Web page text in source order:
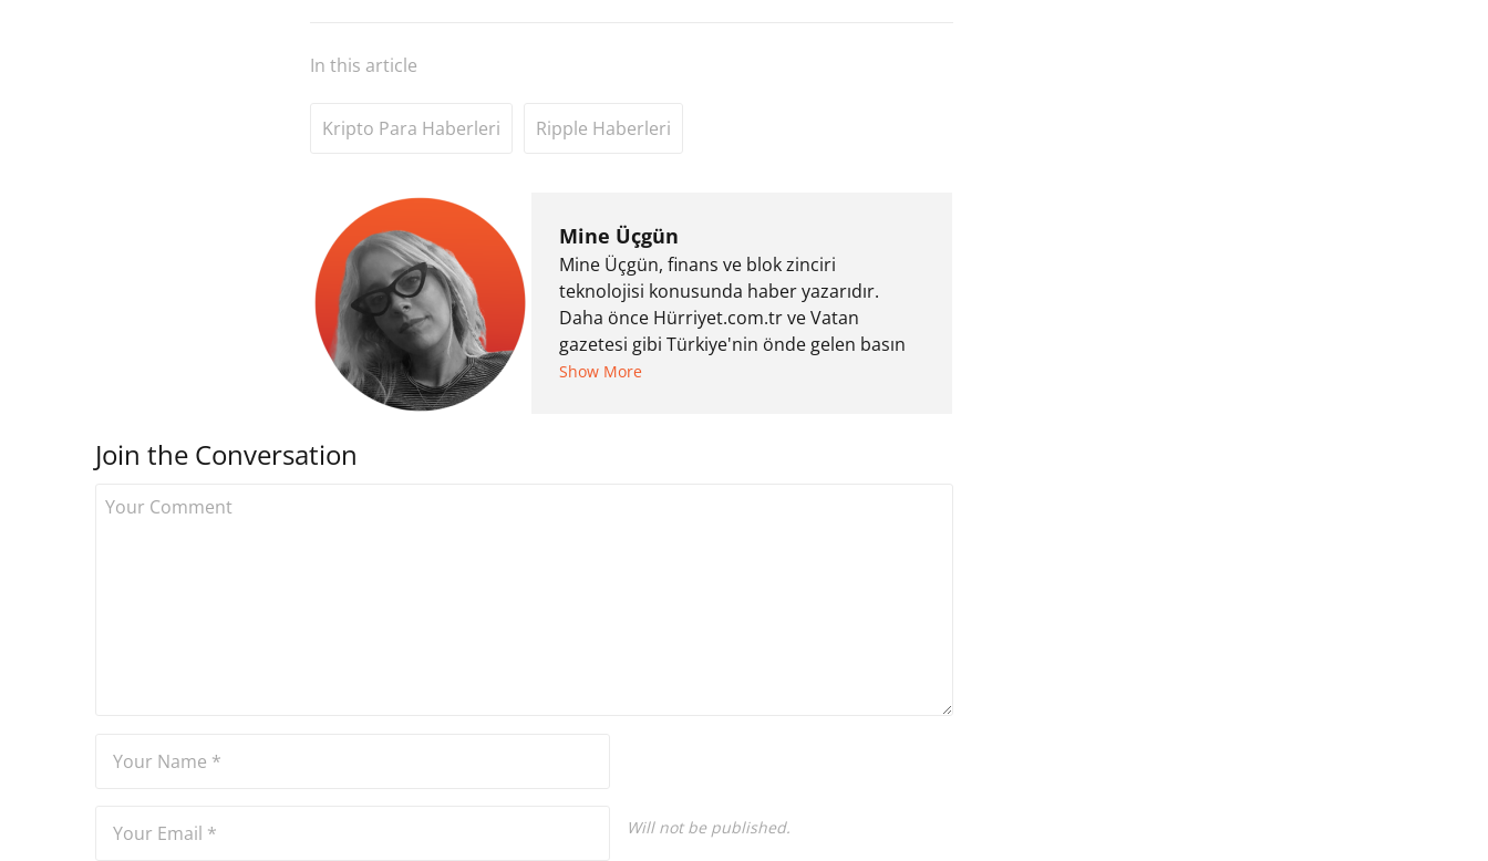
In this article
Kripto Para Haberleri Ripple Haberleri
Mine Üçgün
Mine Üçgün, finans ve blok zinciri
teknolojisi konusunda haber yazarıdır.
Daha önce Hürriyet.com.tr ve Vatan
gazetesi gibi Türkiye'nin önde gelen basın
kuruluşlarında Dış Haberler Editörü olarak
Show More
Join the Conversation
Will not be published.